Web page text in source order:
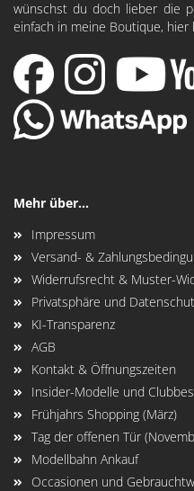
wünschst du doch lieber die
einfach in meine Boutique,
Mehr über...
Impressum
Versand- &
Widerrufsrecht & Muster-
Privatsphäre und
KI-Transparenz
AGB
Kontakt & Öffnungszeiten
Insider-Modelle und
Frühjahrs Shopping (März)
Tag der offenen Tür
Modellbahn Ankauf
Occasionen und